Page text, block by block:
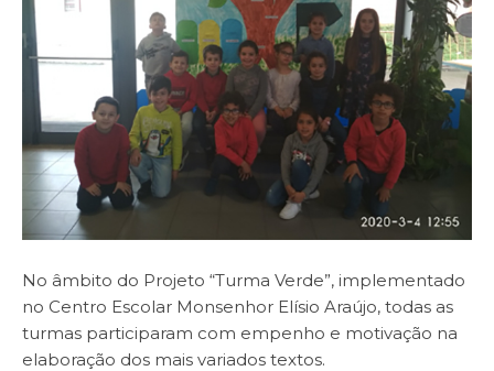
No âmbito do Projeto “Turma Verde”, implementado
no Centro Escolar Monsenhor Elísio Araújo, todas as
turmas participaram com empenho e motivação na
elaboração dos mais variados textos.